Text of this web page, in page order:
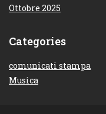
Ottobre 2025
Categories
comunicati stampa
Musica